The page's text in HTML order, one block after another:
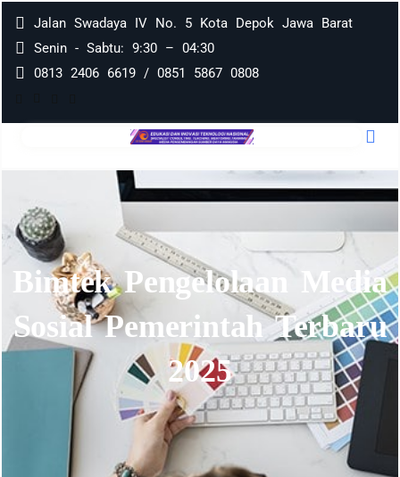
Jalan Swadaya IV No. 5 Kota Depok Jawa Barat
Senin - Sabtu: 9:30 – 04:30
0813 2406 6619 / 0851 5867 0808
Bimtek Pengelolaan Media
Sosial Pemerintah Terbaru
2025